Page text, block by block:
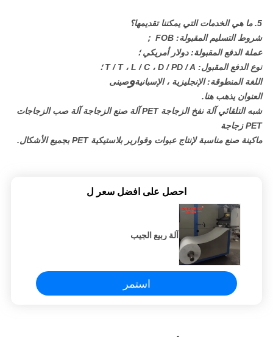
5. ما هي الخدمات التي يمكننا تقديمها؟
شروط التسليم المقبولة: FOB ；
عملة الدفع المقبولة: دولار أمريكي ؛
نوع الدفع المقبول: T / T ، L / C ، D / PD / A ؛
اللغة المنطوقة: الإنجليزية ، الإسبانيةوصينى
العنوان يذهب هنا.
شبه التلقائي آلة نفخ الزجاجة PET آلة صنع الزجاجة آلة صب الزجاجات
PET زجاجة
ماكينة صنع مناسبة لإنتاج عبوات وقوارير بلاستيكية PET بجميع الأشكال.
احصل على افضل سعر ل
آلة ربيع الجيب
استمر